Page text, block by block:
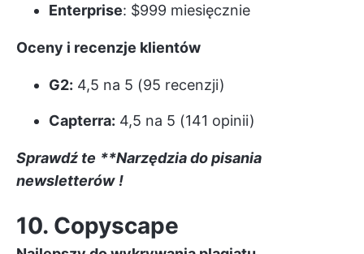
Enterprise: $999 miesięcznie
Oceny i recenzje klientów
G2: 4,5 na 5 (95 recenzji)
Capterra: 4,5 na 5 (141 opinii)
Sprawdź te **Narzędzia do pisania
newsletterów !
10. Copyscape